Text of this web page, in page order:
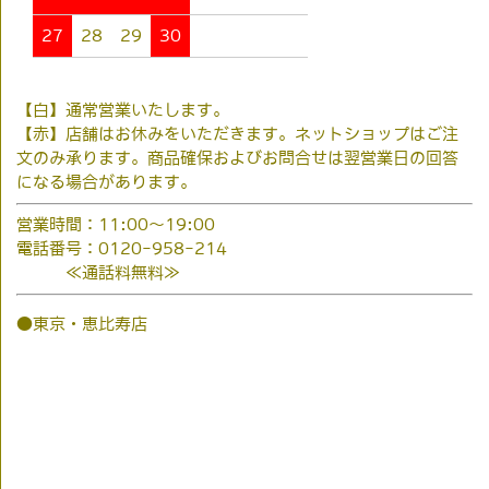
27 28 29 30
【白】通常営業いたします。
【赤】店舗はお休みをいただきます。ネットショップはご注
文のみ承ります。商品確保およびお問合せは翌営業日の回答
になる場合があります。
営業時間：11:00～19:00
電話番号：0120-958-214
≪通話料無料≫
●東京・恵比寿店